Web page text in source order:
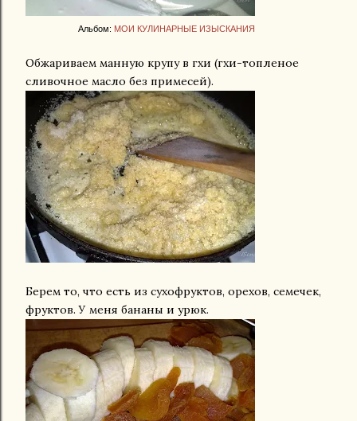
Альбом: МОИ КУЛИНАРНЫЕ ИЗЫСКАНИЯ
Обжариваем манную крупу в гхи (гхи-топленое
сливочное масло без примесей).
Берем то, что есть из сухофруктов, орехов, семечек,
фруктов. У меня бананы и урюк.